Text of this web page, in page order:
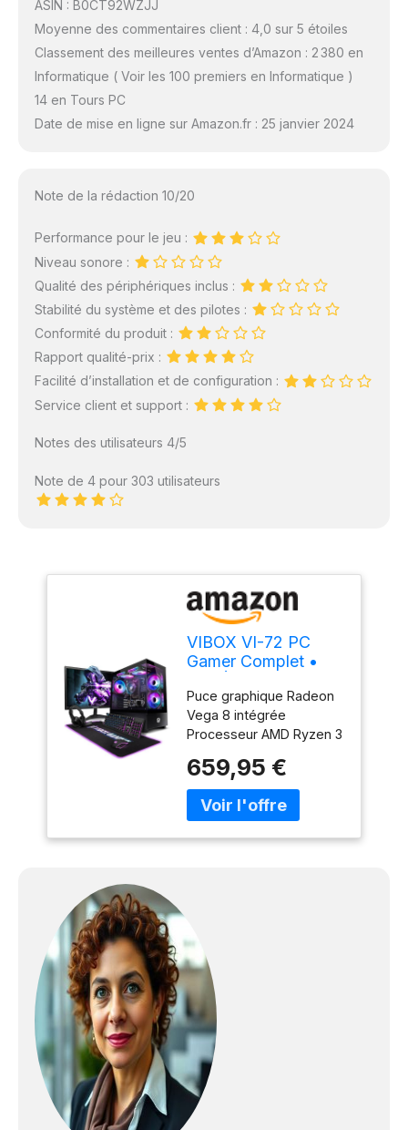
ASIN : B0CT92WZJJ
Moyenne des commentaires client : 4,0 sur 5 étoiles
Classement des meilleures ventes d’Amazon : 2 380 en
Informatique ( Voir les 100 premiers en Informatique )
14 en Tours PC
Date de mise en ligne sur Amazon.fr : 25 janvier 2024
Note de la rédaction 10/20
Performance pour le jeu :
Niveau sonore :
Qualité des périphériques inclus :
Stabilité du système et des pilotes :
Conformité du produit :
Rapport qualité-prix :
Facilité d’installation et de configuration :
Service client et support :
Notes des utilisateurs 4/5
Note de 4 pour 303 utilisateurs
VIBOX VI-72 PC
Gamer Complet •
Ryzen 3 3200G 4
cœurs • Radeon
Vega 8 • 16 Go RAM
• 480 Go SSD •
Windows 11 • WiFi 6
+ Bluetooth 5.4
Puce graphique Radeon
Vega 8 intégrée
Processeur AMD Ryzen 3
Vitesse maximale de 4,0
GHz Le SATA SSD de
480 Go offre un
système Inclus : écran 22
pouces, clavier et souris
de jeu, casque, tapis de
souris LED, Adaptateur
USB Wi-Fi 6 AX900 et
Bluetooth 5.4 avec prise
en charge bi-bande : 300
Mbit/s sur 2,4 GHz et
jusqu’à 600 Mbit/s sur 5
GHz
659,95 €